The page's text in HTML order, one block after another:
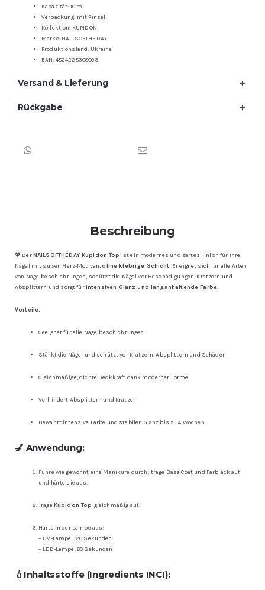
Kapazität: 10 ml
Verpackung: mit Pinsel
Kollektion: KUPIDON
Marke: NAILSOFTHEDAY
Produktionsland: Ukraine
EAN: 4824228308009
Versand & Lieferung
Rückgabe
Beschreibung
💖 DerNAILSOFTHEDAY Kupidon Top ist ein modernes und zartes Finish für Ihre
Nägel mit süßen Herz-Motiven,ohne klebrige Schicht. Er eignet sich für alle Arten
von Nagelbeschichtungen, schützt die Nägel vor Beschädigungen, Kratzern und
Absplittern und sorgt fürintensiven Glanz und langanhaltende Farbe.
Vorteile:
Geeignet für alle Nagelbeschichtungen
Stärkt die Nägel und schützt vor Kratzern, Absplittern und Schäden
Gleichmäßige, dichte Deckkraft dank moderner Formel
Verhindert Absplittern und Kratzer
Bewahrt intensive Farbe und stabilen Glanz bis zu 4 Wochen
💅 Anwendung:
Führe wie gewohnt eine Maniküre durch; trage Base Coat und Farblack auf
und härte sie aus.
TrageKupidon Top gleichmäßig auf.
Härte in der Lampe aus:
– UV-Lampe: 120 Sekunden
– LED-Lampe: 60 Sekunden
💧 Inhaltsstoffe (Ingredients INCI):